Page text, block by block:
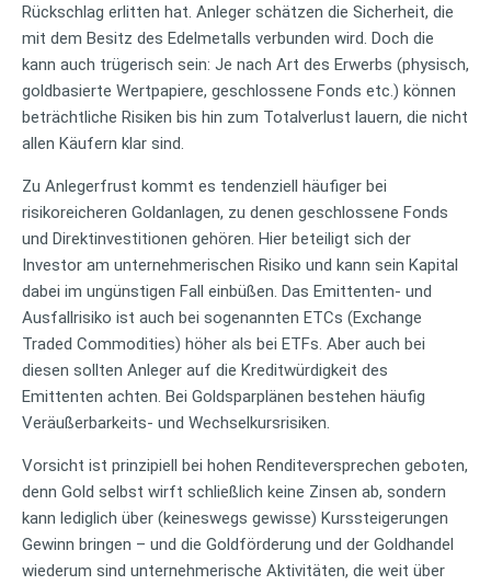
Rückschlag erlitten hat. Anleger schätzen die Sicherheit, die
mit dem Besitz des Edelmetalls verbunden wird. Doch die
kann auch trügerisch sein: Je nach Art des Erwerbs (physisch,
goldbasierte Wertpapiere, geschlossene Fonds etc.) können
beträchtliche Risiken bis hin zum Totalverlust lauern, die nicht
allen Käufern klar sind.
Zu Anlegerfrust kommt es tendenziell häufiger bei
risikoreicheren Goldanlagen, zu denen geschlossene Fonds
und Direktinvestitionen gehören. Hier beteiligt sich der
Investor am unternehmerischen Risiko und kann sein Kapital
dabei im ungünstigen Fall einbüßen. Das Emittenten- und
Ausfallrisiko ist auch bei sogenannten ETCs (Exchange
Traded Commodities) höher als bei ETFs. Aber auch bei
diesen sollten Anleger auf die Kreditwürdigkeit des
Emittenten achten. Bei Goldsparplänen bestehen häufig
Veräußerbarkeits- und Wechselkursrisiken.
Vorsicht ist prinzipiell bei hohen Renditeversprechen geboten,
denn Gold selbst wirft schließlich keine Zinsen ab, sondern
kann lediglich über (keineswegs gewisse) Kurssteigerungen
Gewinn bringen – und die Goldförderung und der Goldhandel
wiederum sind unternehmerische Aktivitäten, die weit über